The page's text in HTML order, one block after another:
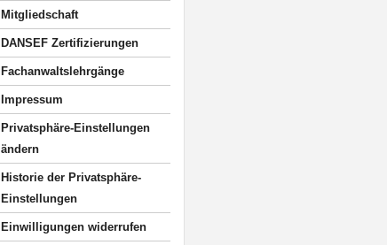
Mitgliedschaft
DANSEF Zertifizierungen
Fachanwaltslehrgänge
Impressum
Privatsphäre-Einstellungen
ändern
Historie der Privatsphäre-
Einstellungen
Einwilligungen widerrufen